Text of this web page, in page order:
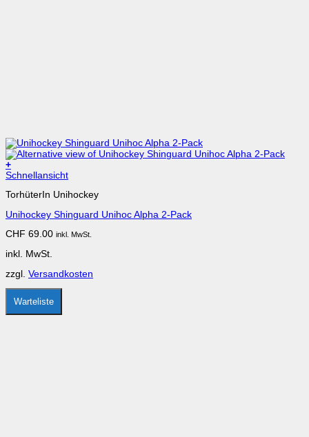
+
Dieses
weist
Varianten
Die
können
der
Produktseite
gewählt
Schnellansicht
TorhüterIn Unihockey
Unihockey Shinguard Unihoc Alpha 2-Pack
CHF 69.00 inkl. MwSt.
inkl. MwSt.
zzgl. Versandkosten
Warteliste